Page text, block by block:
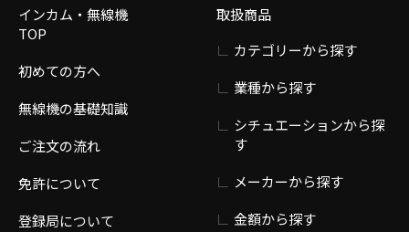
インカム・無線機
TOP
初めての方へ
無線機の基礎知識
ご注文の流れ
免許について
登録局について
取扱商品
カテゴリーから探す
業種から探す
シチュエーションから探
す
メーカーから探す
金額から探す